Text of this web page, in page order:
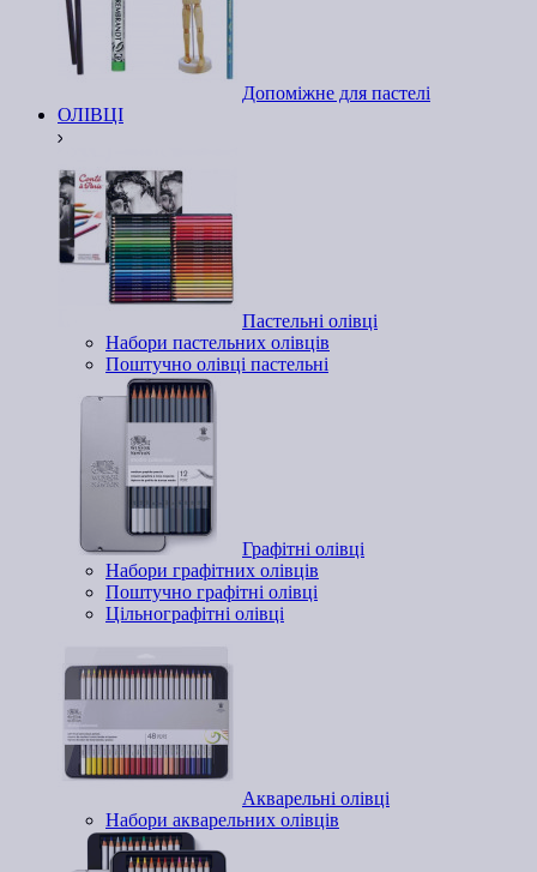
Допоміжне для пастелі
ОЛІВЦІ
Пастельні олівці
Набори пастельних олівців
Поштучно олівці пастельні
Графітні олівці
Набори графітних олівців
Поштучно графітні олівці
Цільнографітні олівці
Акварельні олівці
Набори акварельних олівців